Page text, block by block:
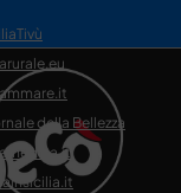
della Bellezza